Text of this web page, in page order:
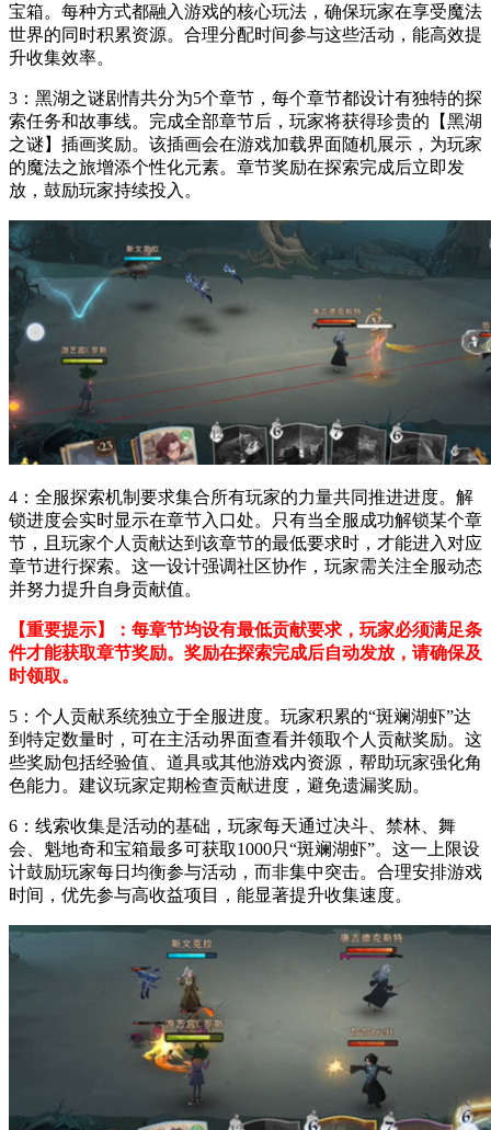
宝箱。每种方式都融入游戏的核心玩法，确保玩家在享受魔法
世界的同时积累资源。合理分配时间参与这些活动，能高效提
升收集效率。
3：黑湖之谜剧情共分为5个章节，每个章节都设计有独特的探
索任务和故事线。完成全部章节后，玩家将获得珍贵的【黑湖
之谜】插画奖励。该插画会在游戏加载界面随机展示，为玩家
的魔法之旅增添个性化元素。章节奖励在探索完成后立即发
放，鼓励玩家持续投入。
4：全服探索机制要求集合所有玩家的力量共同推进进度。解
锁进度会实时显示在章节入口处。只有当全服成功解锁某个章
节，且玩家个人贡献达到该章节的最低要求时，才能进入对应
章节进行探索。这一设计强调社区协作，玩家需关注全服动态
并努力提升自身贡献值。
【重要提示】：每章节均设有最低贡献要求，玩家必须满足条
件才能获取章节奖励。奖励在探索完成后自动发放，请确保及
时领取。
5：个人贡献系统独立于全服进度。玩家积累的“斑斓湖虾”达
到特定数量时，可在主活动界面查看并领取个人贡献奖励。这
些奖励包括经验值、道具或其他游戏内资源，帮助玩家强化角
色能力。建议玩家定期检查贡献进度，避免遗漏奖励。
6：线索收集是活动的基础，玩家每天通过决斗、禁林、舞
会、魁地奇和宝箱最多可获取1000只“斑斓湖虾”。这一上限设
计鼓励玩家每日均衡参与活动，而非集中突击。合理安排游戏
时间，优先参与高收益项目，能显著提升收集速度。